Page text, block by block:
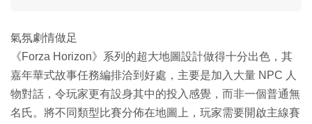
氣氛劇情做足
《Forza Horizon》系列的超大地圖設計做得十分出色，其
嘉年華式故事任務編排洽到好處，主要是加入大量 NPC 人
物對話，令玩家更有設身其中的投入感覺，而非一個普通無
名氏。將不同類型比賽分佈在地圖上，玩家需要開啟主線賽